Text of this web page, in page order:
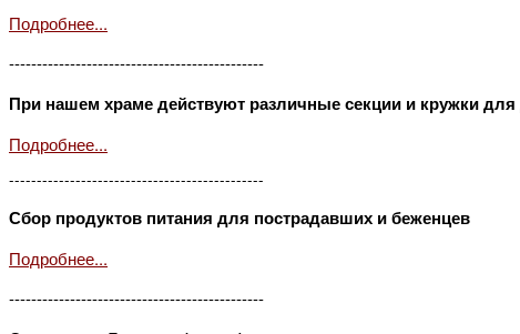
Подробнее...
----------------------------------------------
При нашем храме действуют различные секции и кружки
Подробнее...
----------------------------------------------
Сбор продуктов питания для пострадавших и беженцев
Подробнее...
----------------------------------------------